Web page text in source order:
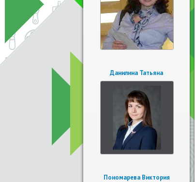
Данилина Татьяна
Пономарева Виктория